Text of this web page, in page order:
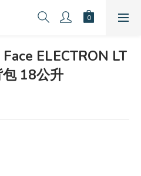
ELECTRON LT
18公升